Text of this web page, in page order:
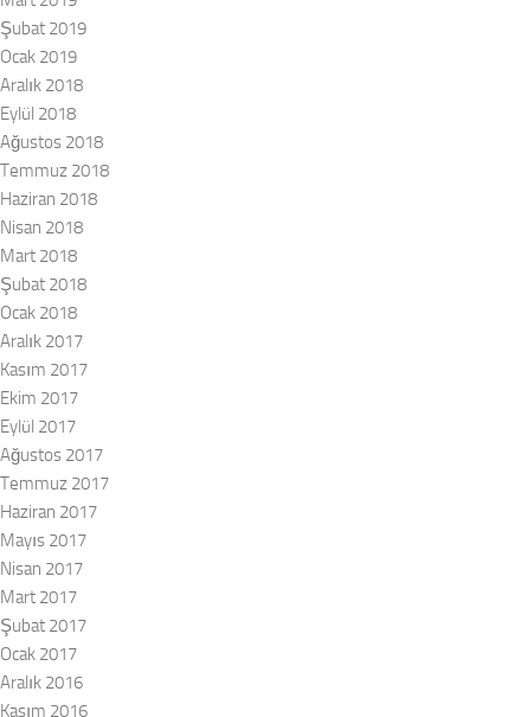
Şubat 2019
Ocak 2019
Aralık 2018
Eylül 2018
Ağustos 2018
Temmuz 2018
Haziran 2018
Nisan 2018
Mart 2018
Şubat 2018
Ocak 2018
Aralık 2017
Kasım 2017
Ekim 2017
Eylül 2017
Ağustos 2017
Temmuz 2017
Haziran 2017
Mayıs 2017
Nisan 2017
Mart 2017
Şubat 2017
Ocak 2017
Aralık 2016
Kasım 2016